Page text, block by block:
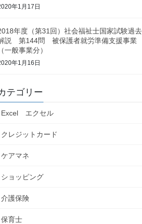
年1月17日
年度（第31回）社会福祉士国家試験過
説 第144問 被保護者就労準備支援事業
（一般事業分）
年1月16日
テゴリー
Excel エクセル
クレジットカード
ケアマネ
ショッピング
介護保険
保育士